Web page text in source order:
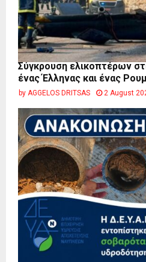
Σύγκρουση ελικοπτέρων
ένας Έλληνας και ένας
by AGGELOS DRITSAS 2 August